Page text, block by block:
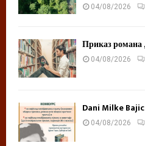
04/08/2026
Приказ романа
04/08/2026
Dani Milke
04/08/2026